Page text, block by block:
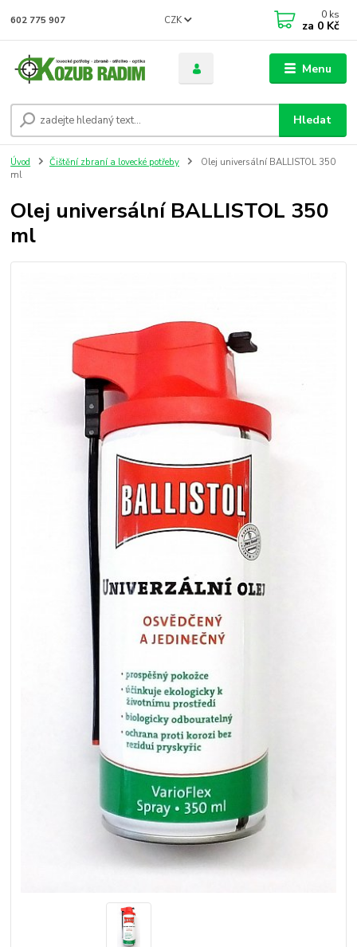
Menu
CZK
Hledat
602 775 907 0 ks
za 0 Kč
Úvod Čištění zbraní a lovecké potřeby
Olej universální BALLISTOL 350
ml
Olej universální BALLISTOL 350
ml